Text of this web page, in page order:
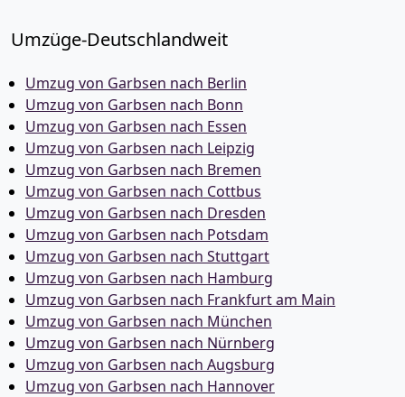
Umzüge-Deutschlandweit
Umzug von Garbsen nach Berlin
Umzug von Garbsen nach Bonn
Umzug von Garbsen nach Essen
Umzug von Garbsen nach Leipzig
Umzug von Garbsen nach Bremen
Umzug von Garbsen nach Cottbus
Umzug von Garbsen nach Dresden
Umzug von Garbsen nach Potsdam
Umzug von Garbsen nach Stuttgart
Umzug von Garbsen nach Hamburg
Umzug von Garbsen nach Frankfurt am Main
Umzug von Garbsen nach München
Umzug von Garbsen nach Nürnberg
Umzug von Garbsen nach Augsburg
Umzug von Garbsen nach Hannover